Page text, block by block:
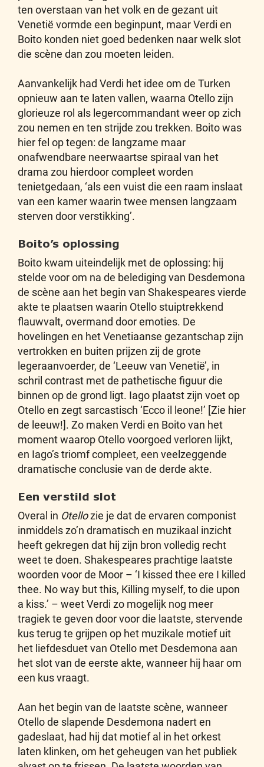
ten overstaan van het volk en de gezant uit
Venetië vormde een beginpunt, maar Verdi en
Boito konden niet goed bedenken naar welk slot
die scène dan zou moeten leiden.
Aanvankelijk had Verdi het idee om de Turken
opnieuw aan te laten vallen, waarna Otello zijn
glorieuze rol als legercommandant weer op zich
zou nemen en ten strijde zou trekken. Boito was
hier fel op tegen: de langzame maar
onafwendbare neerwaartse spiraal van het
drama zou hierdoor compleet worden
tenietgedaan, ‘als een vuist die een raam inslaat
van een kamer waarin twee mensen lang­zaam
sterven door verstikking’.
Boito’s oplossing
Boito kwam uiteindelijk met de oplossing: hij
stelde voor om na de belediging van Desdemona
de scène aan het begin van Shakespeares vierde
akte te plaatsen waarin Otello stuiptrekkend
flauwvalt, overmand door emoties. De
hovelingen en het Venetiaanse gezantschap zijn
ver­trokken en buiten prijzen zij de grote
legeraanvoerder, de ‘Leeuw van Venetië’, in
schril contrast met de pathetische figuur die
binnen op de grond ligt. Iago plaatst zijn voet op
Otello en zegt sarcastisch ‘Ecco il leone!’ [Zie hier
de leeuw!]. Zo maken Verdi en Boito van het
moment waarop Otello voorgoed verloren lijkt,
en Iago’s triomf compleet, een veelzeggende
dramatische conclusie van de derde ak­te.
Een verstild slot
Overal in Otellozie je dat de ervaren componist
inmiddels zo’n dramatisch en muzikaal inzicht
heeft gekregen dat hij zijn bron volledig recht
weet te doen. Shakespeares prachtige laatste
woorden voor de Moor – ‘I kissed thee ere I killed
thee. No way but this, Killing myself, to die upon
a kiss.’ – weet Verdi zo mogelijk nog meer
tragiek te geven door voor die laatste, stervende
kus terug te grijpen op het muzikale motief uit
het liefdesduet van Otello met Desdemona aan
het slot van de eerste akte, wanneer hij haar om
een kus vraagt.
Aan het begin van de laatste scène, wanneer
Otello de slapende Desdemona nadert en
gadeslaat, had hij dat motief al in het orkest
laten klinken, om het geheugen van het publiek